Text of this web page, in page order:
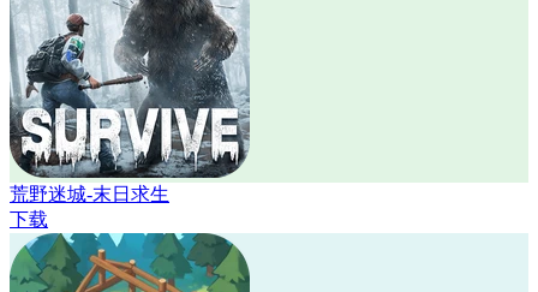
荒野迷城-末日求生
下载